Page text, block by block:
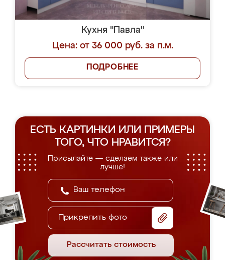
Кухня "Павла"
Цена: от 36 000 руб. за п.м.
ПОДРОБНЕЕ
ЕСТЬ КАРТИНКИ ИЛИ ПРИМЕРЫ
ТОГО, ЧТО НРАВИТСЯ?
Присылайте — сделаем также или
лучше!
Прикрепить фото
Рассчитать стоимость